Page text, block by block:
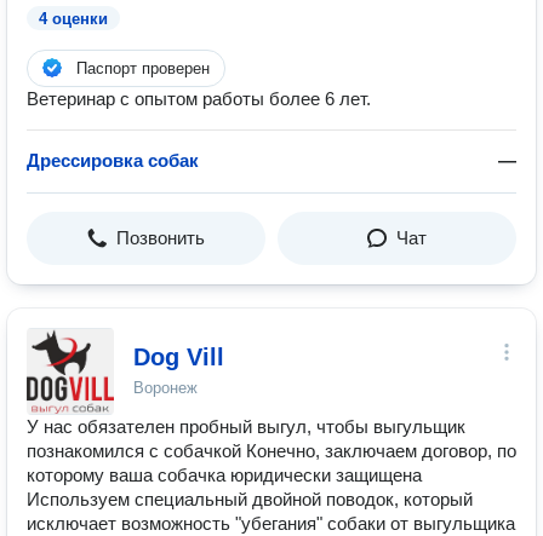
4 оценки
Паспорт проверен
Ветеринар с опытом работы более 6 лет.
Дрессировка собак —
Позвонить Чат
Dog Vill
Воронеж
У нас обязателен пробный выгул, чтобы выгульщик
познакомился с собачкой Конечно, заключаем договор, по
которому ваша собачка юридически защищена
Используем специальный двойной поводок, который
исключает возможность "убегания" собаки от выгульщика